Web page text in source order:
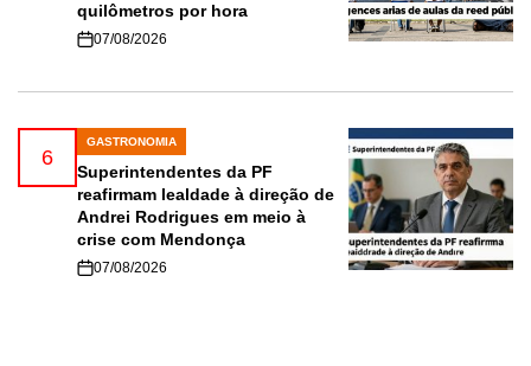
quilômetros por hora
07/08/2026
6
POSTED
IN
GASTRONOMIA
Superintendentes da PF
reafirmam lealdade à direção de
Andrei Rodrigues em meio à
crise com Mendonça
07/08/2026